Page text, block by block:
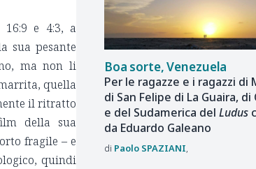
e 4:3, a
sua pesante
ma non li
quella
il ritratto
della sua
fragile – e
quindi
Boa sorte, Venezuela
Per le ragazze e i ragazzi di
di San Felipe di La Guaira, di
e del Sudamerica del Ludus
da Eduardo Galeano
Paolo SPAZIANI